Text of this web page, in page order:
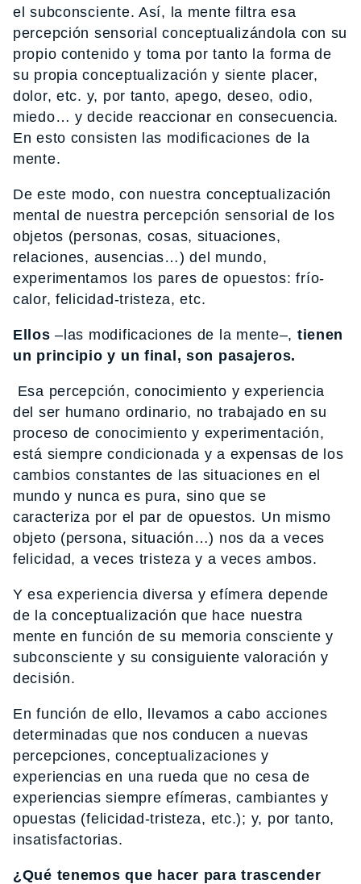
el subconsciente. Así, la mente filtra esa
percepción sensorial conceptualizándola con su
propio contenido y toma por tanto la forma de
su propia conceptualización y siente placer,
dolor, etc. y, por tanto, apego, deseo, odio,
miedo… y decide reaccionar en consecuencia.
En esto consisten las modificaciones de la
mente.
De este modo, con nuestra conceptualización
mental de nuestra percepción sensorial de los
objetos (personas, cosas, situaciones,
relaciones, ausencias…) del mundo,
experimentamos los pares de opuestos: frío-
calor, felicidad-tristeza, etc.
Ellos –las modificaciones de la mente–, tienen
un principio y un final, son pasajeros.
Esa percepción, conocimiento y experiencia
del ser humano ordinario, no trabajado en su
proceso de conocimiento y experimentación,
está siempre condicionada y a expensas de los
cambios constantes de las situaciones en el
mundo y nunca es pura, sino que se
caracteriza por el par de opuestos. Un mismo
objeto (persona, situación…) nos da a veces
felicidad, a veces tristeza y a veces ambos.
Y esa experiencia diversa y efímera depende
de la conceptualización que hace nuestra
mente en función de su memoria consciente y
subconsciente y su consiguiente valoración y
decisión.
En función de ello, llevamos a cabo acciones
determinadas que nos conducen a nuevas
percepciones, conceptualizaciones y
experiencias en una rueda que no cesa de
experiencias siempre efímeras, cambiantes y
opuestas (felicidad-tristeza, etc.); y, por tanto,
insatisfactorias.
¿Qué tenemos que hacer para trascender